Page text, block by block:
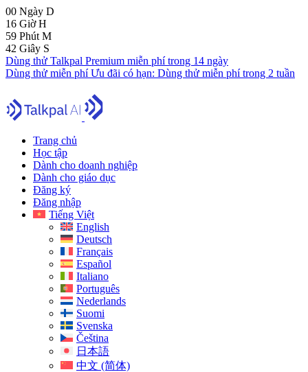
00 Ngày D
16 GiờH
59 Phút M
41 Giây S
Dùng thử Talkpal Premium miễn phí trong 14 ngày
Dùng thử miễn phíƯu đãi có hạn: Dùng thử miễn phí trong 2 tuần
Trang chủ
Học tập
Dành cho doanh nghiệp
Dành cho giáo dục
Đăng ký
Đăng nhập
Tiếng Việt
English
Deutsch
Français
Español
Italiano
Português
Nederlands
Suomi
Svenska
Čeština
日本語
中文 (简体)